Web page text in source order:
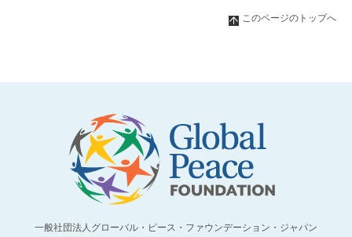
このページのトップへ
一般社団法人グローバル・ピース・ファウンデーション・ジャパン